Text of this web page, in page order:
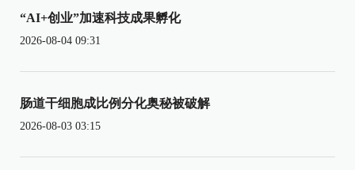
“AI+创业”加速科技成果孵化
2026-08-04 09:31
肠道干细胞成比例分化奥秘被破解
2026-08-03 03:15